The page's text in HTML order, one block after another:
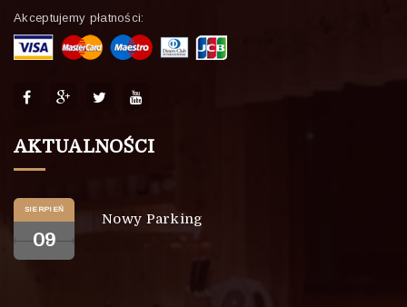
Akceptujemy płatności:
AKTUALNOŚCI
SIERPIEŃ
09
Nowy Parking